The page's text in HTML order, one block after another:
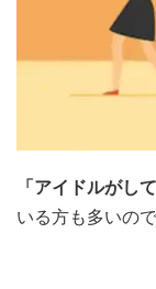
「アイドルがし
いる方も多いの